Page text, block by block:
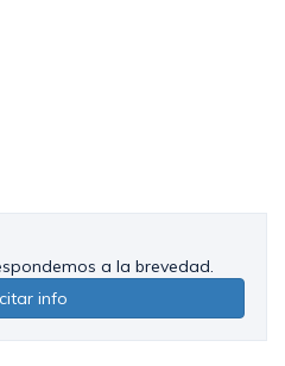
a la brevedad.
info